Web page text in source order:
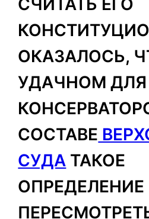
СЧИТАТЬ ЕГО
ОКАЗАЛОСЬ,
УДАЧНОМ ДЛЯ
СОСТАВЕ
СУДА ТАКОЕ